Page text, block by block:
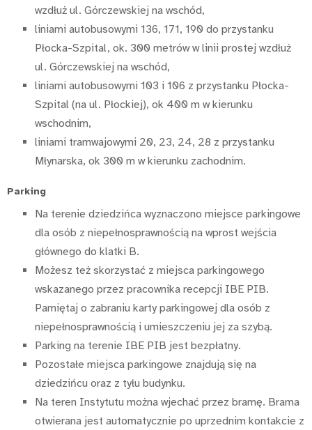
wzdłuż ul. Górczewskiej na wschód,
liniami autobusowymi 136, 171, 190 do przystanku
Płocka-Szpital, ok. 300 metrów w linii prostej wzdłuż
ul. Górczewskiej na wschód,
liniami autobusowymi 103 i 106 z przystanku Płocka-
Szpital (na ul. Płockiej), ok 400 m w kierunku
wschodnim,
liniami tramwajowymi 20, 23, 24, 28 z przystanku
Młynarska, ok 300 m w kierunku zachodnim.
Parking
Na terenie dziedzińca wyznaczono miejsce parkingowe
dla osób z niepełnosprawnością na wprost wejścia
głównego do klatki B.
Możesz też skorzystać z miejsca parkingowego
wskazanego przez pracownika recepcji IBE PIB.
Pamiętaj o zabraniu karty parkingowej dla osób z
niepełnosprawnością i umieszczeniu jej za szybą.
Parking na terenie IBE PIB jest bezpłatny.
Pozostałe miejsca parkingowe znajdują się na
dziedzińcu oraz z tyłu budynku.
Na teren Instytutu można wjechać przez bramę. Brama
otwierana jest automatycznie po uprzednim kontakcie z